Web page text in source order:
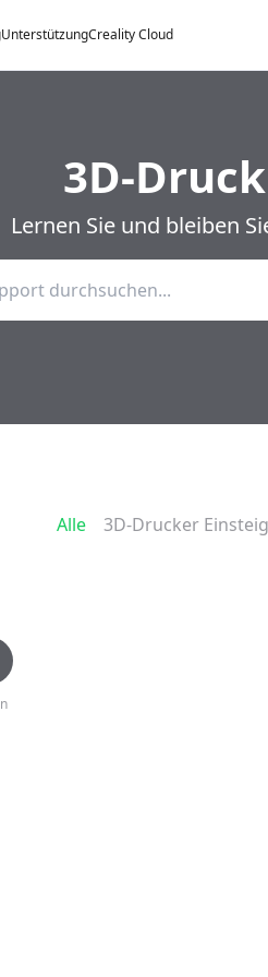
UnterstützungCreality Cloud
3D-
Lernen Sie und bleiben
Alle